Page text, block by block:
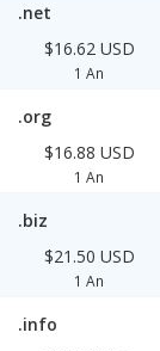
.net
$16.62 USD
1 An
.org
$16.88 USD
1 An
.biz
$21.50 USD
1 An
.info